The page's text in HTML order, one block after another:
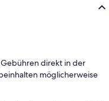
direkt in der
möglicherweise